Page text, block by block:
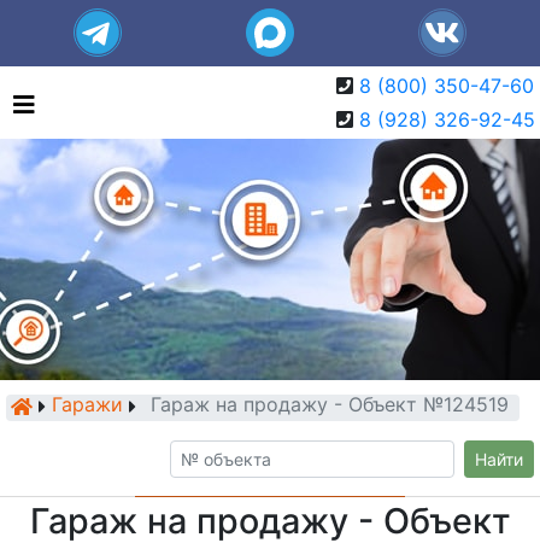
8 (800) 350-47-60
8 (928) 326-92-45
Гаражи Гараж на продажу - Объект №124519
Найти
Гараж на продажу - Объект